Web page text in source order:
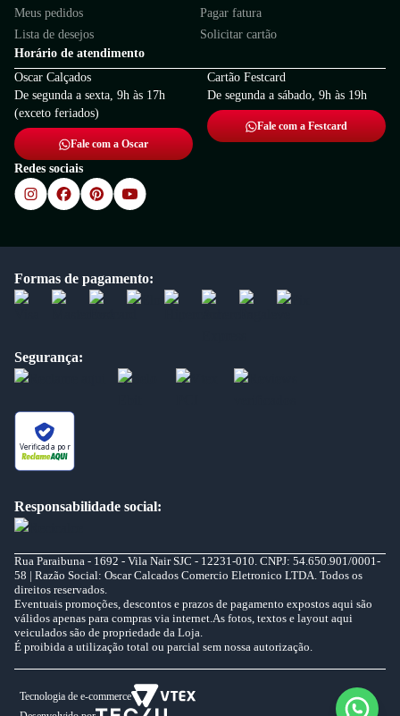
Meus pedidos
Lista de desejos
Pagar fatura
Solicitar cartão
Horário de atendimento
Oscar Calçados
De segunda a sexta, 9h às 17h
(exceto feriados)
Fale com a Oscar
Cartão Festcard
De segunda a sábado, 9h às 19h
Fale com a Festcard
Redes sociais
Formas de pagamento:
Segurança:
Verificada por
Responsabilidade social:
Rua Paraibuna - 1692 - Vila Nair SJC - 12231-010. CNPJ: 54.650.901/0001-
58 | Razão Social: Oscar Calcados Comercio Eletronico LTDA. Todos os
direitos reservados.
Eventuais promoções, descontos e prazos de pagamento expostos aqui são
válidos apenas para compras via internet.As fotos, textos e layout aqui
veiculados são de propriedade da Loja.
É proibida a utilização total ou parcial sem nossa autorização.
Tecnologia de e-commerce